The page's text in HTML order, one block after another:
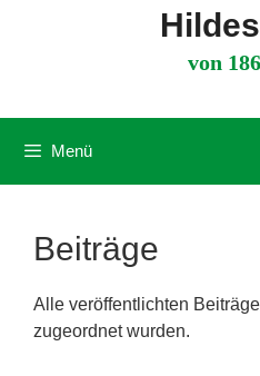
von
Menü
Beiträge
Alle veröffentlichten
zugeordnet wurden.